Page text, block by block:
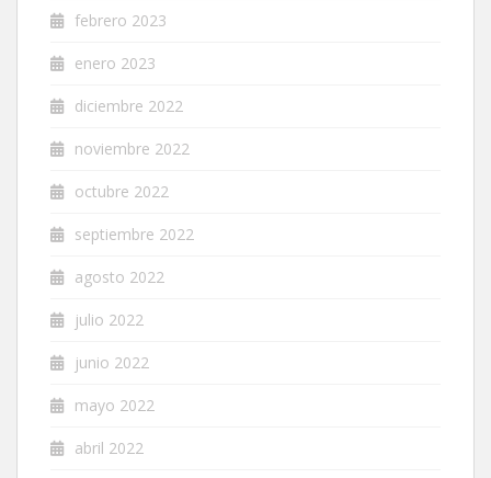
febrero 2023
enero 2023
diciembre 2022
noviembre 2022
octubre 2022
septiembre 2022
agosto 2022
julio 2022
junio 2022
mayo 2022
abril 2022